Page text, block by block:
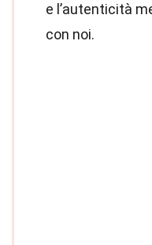
e l’autenticità
con noi.